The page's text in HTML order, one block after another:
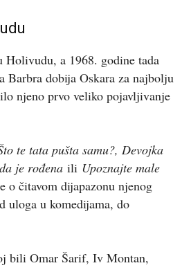
a 1968. godine tada
Barbra dobija Oskara za najbolju
njeno prvo veliko pojavljivanje
te tata pušta samu?, Devojka
je rođena ili Upoznajte male
o čitavom dijapazonu njenog
uloga u komedijama, do
bili Omar Šarif, Iv Montan,